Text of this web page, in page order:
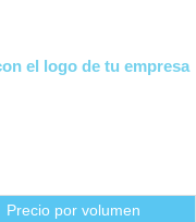
el logo de tu empresa
Precio por volumen